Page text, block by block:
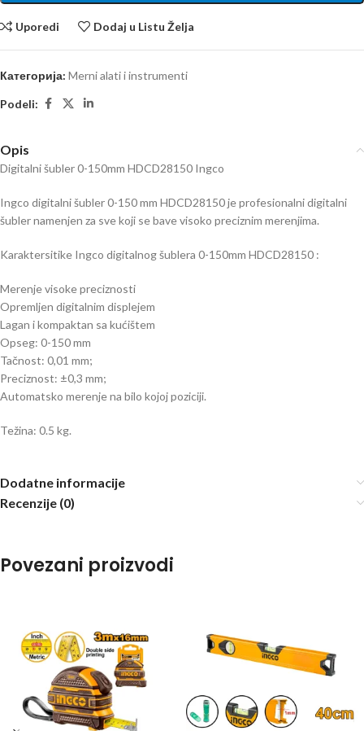
Uporedi Dodaj u Listu Želja
Категорија: Merni alati i instrumenti
Podeli:
Opis
Digitalni šubler 0-150mm HDCD28150 Ingco
Ingco digitalni šubler 0-150 mm HDCD28150 je profesionalni digitalni
šubler namenjen za sve koji se bave visoko preciznim merenjima.
Karaktersitike Ingco digitalnog šublera 0-150mm HDCD28150 :
Merenje visoke preciznosti
Opremljen digitalnim displejem
Lagan i kompaktan sa kućištem
Opseg: 0-150 mm
Tačnost: 0,01 mm;
Preciznost: ±0,3 mm;
Automatsko merenje na bilo kojoj poziciji.
Težina: 0.5 kg.
Dodatne informacije
Recenzije (0)
Povezani proizvodi